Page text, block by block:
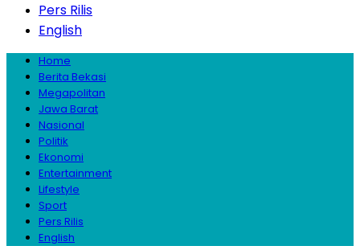
Pers Rilis
English
Home
Berita Bekasi
Megapolitan
Jawa Barat
Nasional
Politik
Ekonomi
Entertainment
Lifestyle
Sport
Pers Rilis
English